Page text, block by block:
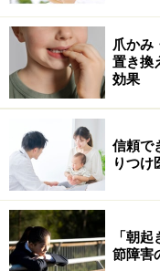
爪かみ
置き換
効果
信頼で
りつけ
「朝
節障害